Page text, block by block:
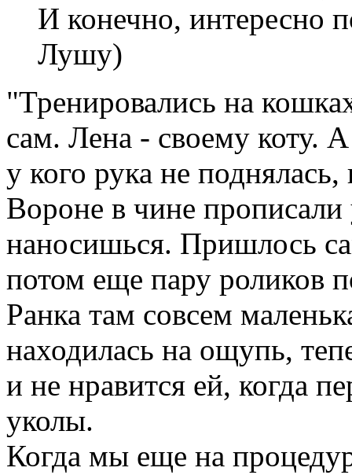
И конечно, интересно
Лушу)
"Тренировались на
сам. Лена - своему коту.
у кого рука не
Вороне в чине прописали
наносишься. Пришлось
потом еще пару роликов
Ранка там совсем
находилась на ощупь,
и не нравится ей, когда
уколы.
Когда мы еще на